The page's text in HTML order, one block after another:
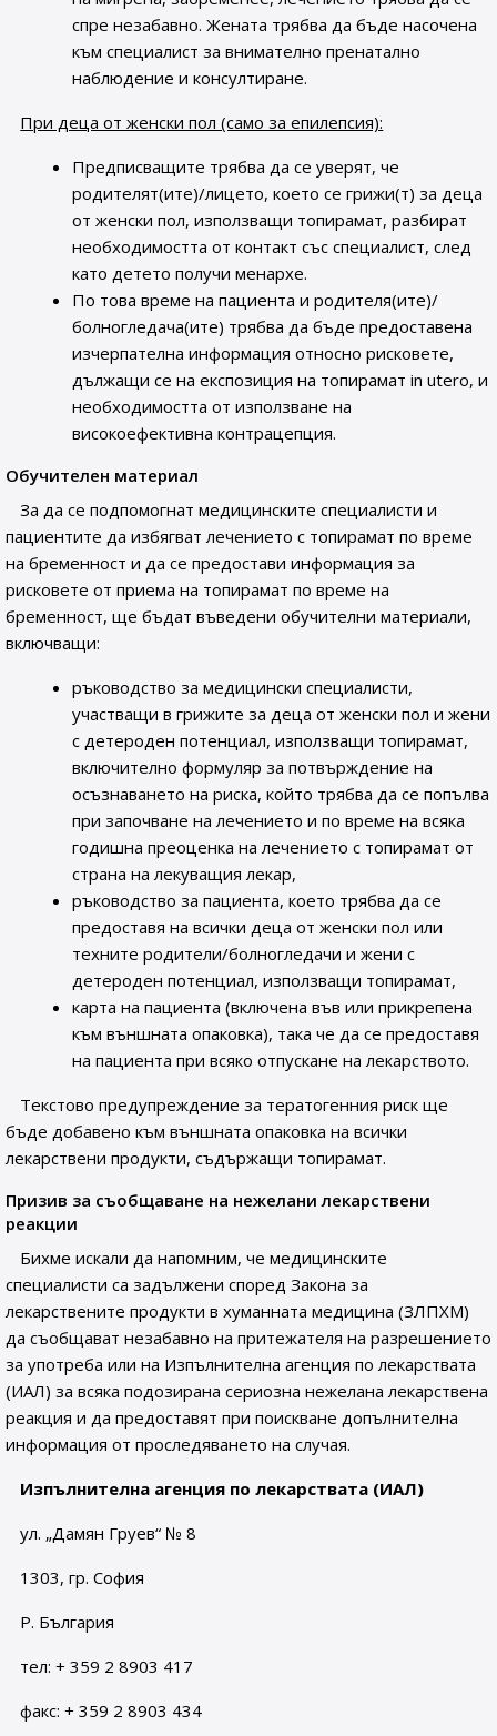
спре незабавно. Жената трябва да бъде насочена
към специалист за внимателно пренатално
наблюдение и консултиране.
При деца от женски пол (само за епилепсия):
Предписващите трябва да се уверят, че
родителят(ите)/лицето, което се грижи(т) за деца
от женски пол, използващи топирамат, разбират
необходимостта от контакт със специалист, след
като детето получи менархе.
По това време на пациента и родителя(ите)/
болногледача(ите) трябва да бъде предоставена
изчерпателна информация относно рисковете,
дължащи се на експозиция на топирамат in utero, и
необходимостта от използване на
високоефективна контрацепция.
Обучителен материал
За да се подпомогнат медицинските специалисти и
пациентите да избягват лечението с топирамат по време
на бременност и да се предостави информация за
рисковете от приема на топирамат по време на
бременност, ще бъдат въведени обучителни материали,
включващи:
ръководство за медицински специалисти,
участващи в грижите за деца от женски пол и жени
с детероден потенциал, използващи топирамат,
включително формуляр за потвърждение на
осъзнаването на риска, който трябва да се попълва
при започване на лечението и по време на всяка
годишна преоценка на лечението с топирамат от
страна на лекуващия лекар,
ръководство за пациента, което трябва да се
предоставя на всички деца от женски пол или
техните родители/болногледачи и жени с
детероден потенциал, използващи топирамат,
карта на пациента (включена във или прикрепена
към външната опаковка), така че да се предоставя
на пациента при всяко отпускане на лекарството.
Текстово предупреждение за тератогенния риск ще
бъде добавено към външната опаковка на всички
лекарствени продукти, съдържащи топирамат.
Призив за съобщаване на нежелани лекарствени
реакции
Бихме искали да напомним, че медицинските
специалисти са задължени според Закона за
лекарствените продукти в хуманната медицина (ЗЛПХМ)
да съобщават незабавно на притежателя на разрешението
за употреба или на Изпълнителна агенция по лекарствата
(ИАЛ) за всяка подозирана сериозна нежелана лекарствена
реакция и да предоставят при поискване допълнителна
информация от проследяването на случая.
Изпълнителна агенция по лекарствата (ИАЛ)
ул. „Дамян Груев“ № 8
1303, гр. София
Р. България
тел: + 359 2 8903 417
факс: + 359 2 8903 434